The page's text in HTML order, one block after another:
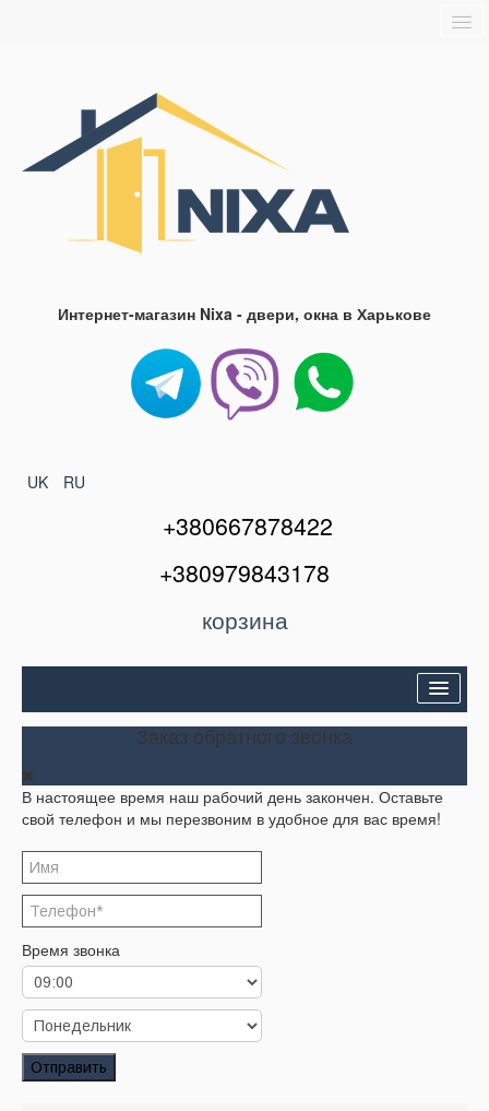
Контакты
Интернет-магазин Nixa - двери, окна в Харькове
UK RU
+380667878422
+380979843178
корзина
Двери входные
Окна и балконы
Кондиционеры
Акции
Корзина
Заказать звонок
Заказ обратного звонка
Заказ обратного звонка
В настоящее время наш рабочий день закончен. Оставьте
свой телефон и мы перезвоним в удобное для вас время!
Время звонка
Отправить